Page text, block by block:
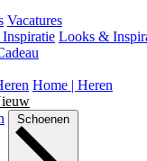
Vacatures
Looks &
Home | Heren
Schoenen